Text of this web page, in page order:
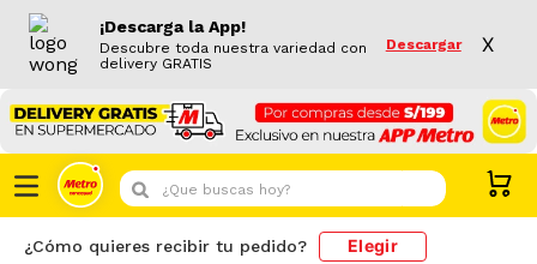
¡Descarga la App!
Descubre toda nuestra variedad con
delivery GRATIS
Descargar X
¿Que buscas hoy?
¿Cómo quieres recibir tu pedido? Elegir